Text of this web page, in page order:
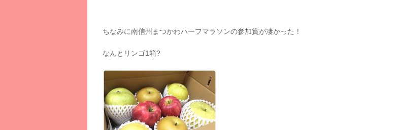
ちなみに南信州まつかわハーフマラソンの参加賞が凄かった！
なんとリンゴ1箱?